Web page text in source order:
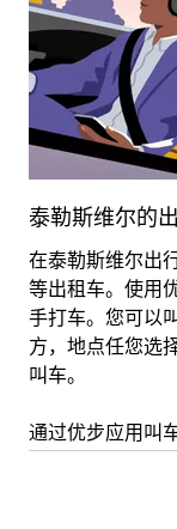
泰勒斯维尔的
在泰勒斯维尔出
等出租车。使用
手打车。您可以
方，地点任您选
叫车。
通过优步应用叫